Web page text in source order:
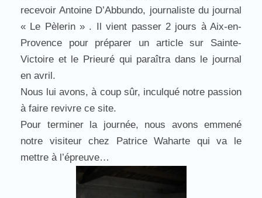
recevoir Antoine D’Abbundo, journaliste du journal
« Le Pèlerin » . Il vient passer 2 jours à Aix-en-
Provence pour préparer un article sur Sainte-
Victoire et le Prieuré qui paraîtra dans le journal
en avril.
Nous lui avons, à coup sûr, inculqué notre passion
à faire revivre ce site.
Pour terminer la journée, nous avons emmené
notre visiteur chez Patrice Waharte qui va le
mettre à l’épreuve…